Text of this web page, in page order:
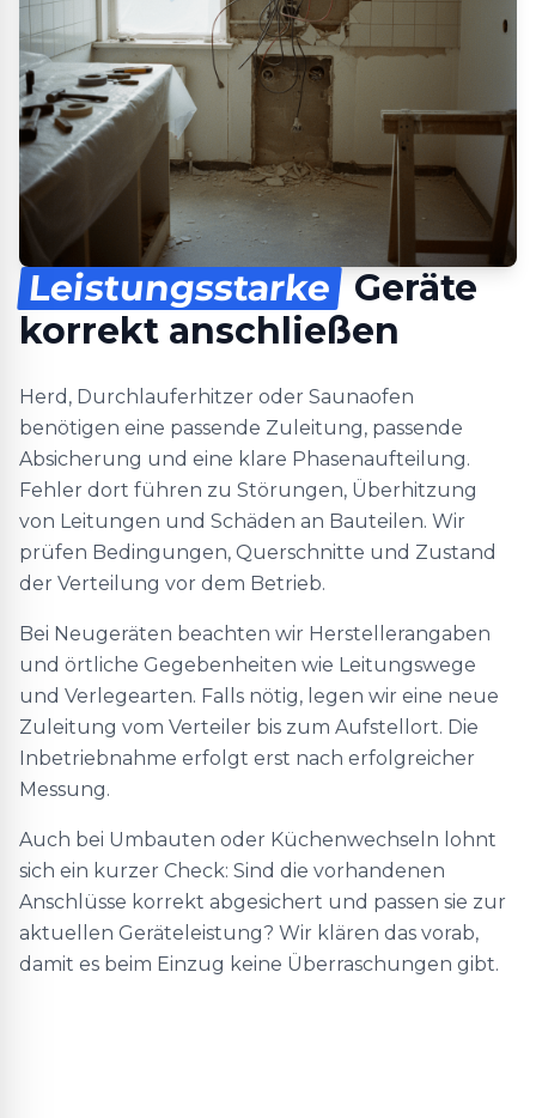
Leistungsstarke Geräte
korrekt anschließen
Herd, Durchlauferhitzer oder Saunaofen
benötigen eine passende Zuleitung, passende
Absicherung und eine klare Phasenaufteilung.
Fehler dort führen zu Störungen, Überhitzung
von Leitungen und Schäden an Bauteilen. Wir
prüfen Bedingungen, Querschnitte und Zustand
der Verteilung vor dem Betrieb.
Bei Neugeräten beachten wir Herstellerangaben
und örtliche Gegebenheiten wie Leitungswege
und Verlegearten. Falls nötig, legen wir eine neue
Zuleitung vom Verteiler bis zum Aufstellort. Die
Inbetriebnahme erfolgt erst nach erfolgreicher
Messung.
Auch bei Umbauten oder Küchenwechseln lohnt
sich ein kurzer Check: Sind die vorhandenen
Anschlüsse korrekt abgesichert und passen sie zur
aktuellen Geräteleistung? Wir klären das vorab,
damit es beim Einzug keine Überraschungen gibt.